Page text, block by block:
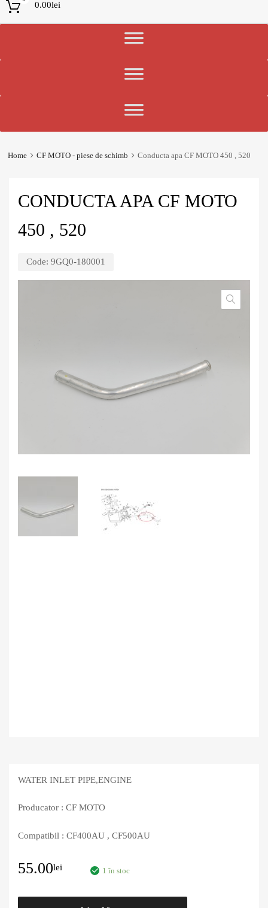
0.00lei
Home CF MOTO - piese de schimb Conducta apa CF MOTO 450 , 520
CONDUCTA APA CF MOTO
450 , 520
Code: 9GQ0-180001
WATER INLET PIPE,ENGINE
Producator : CF MOTO
Compatibil : CF400AU , CF500AU
55.00lei 1 în stoc